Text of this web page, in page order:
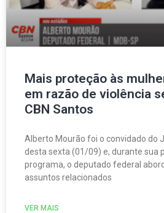
Mais proteção às
em razão de violência
CBN Santos
Alberto Mourão foi o convidado do
desta sexta (01/09) e, durante sua
programa, o deputado federal
assuntos relacionados
VER MAIS